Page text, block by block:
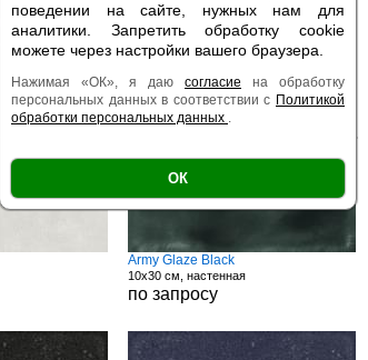
поведении на сайте, нужных нам для
аналитики. Запретить обработку cookie
можете через настройки вашего браузера.
Нажимая «ОК», я даю согласие на обработку
персональных данных в соответствии с Политикой
обработки персональных данных .
ОК
Есть образец | Поверхность |
Есть образец
Army Glaze Black
10x30 см, настенная
по запросу